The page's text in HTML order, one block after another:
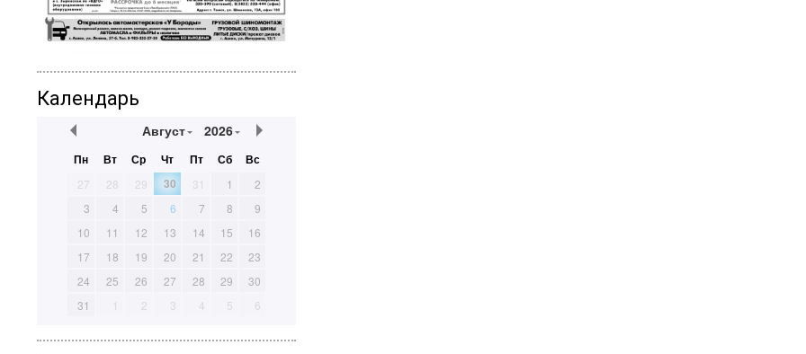
Календарь
Август 2026
Пн Вт Ср Чт Пт Сб Вс
27 28 29 30 31 1
2
3
4 5 6 7 8
9
10
11 12 13 14 15
16
17
18 19 20 21 22
23
24
25 26 27 28 29
30
31
1 2 3 4 5 6